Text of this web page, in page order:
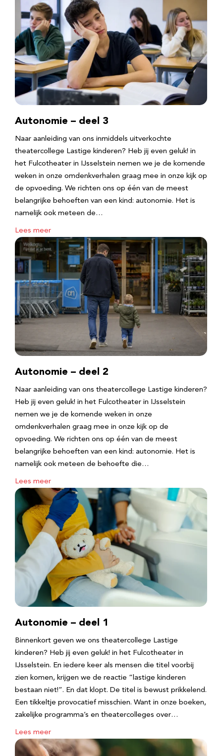
Autonomie – deel 3
Naar aanleiding van ons inmiddels uitverkochte
theatercollege Lastige kinderen? Heb jij even geluk! in
het Fulcotheater in IJsselstein nemen we je de komende
weken in onze omdenkverhalen graag mee in onze kijk op
de opvoeding. We richten ons op één van de meest
belangrijke behoeften van een kind: autonomie. Het is
namelijk ook meteen de…
Lees meer
Autonomie – deel 2
Naar aanleiding van ons theatercollege Lastige kinderen?
Heb jij even geluk! in het Fulcotheater in IJsselstein
nemen we je de komende weken in onze
omdenkverhalen graag mee in onze kijk op de
opvoeding. We richten ons op één van de meest
belangrijke behoeften van een kind: autonomie. Het is
namelijk ook meteen de behoefte die…
Lees meer
Autonomie – deel 1
Binnenkort geven we ons theatercollege Lastige
kinderen? Heb jij even geluk! in het Fulcotheater in
IJsselstein. En iedere keer als mensen die titel voorbij
zien komen, krijgen we de reactie “lastige kinderen
bestaan niet!”. En dat klopt. De titel is bewust prikkelend.
Een tikkeltje provocatief misschien. Want in onze boeken,
zakelijke programma’s en theatercolleges over…
Lees meer